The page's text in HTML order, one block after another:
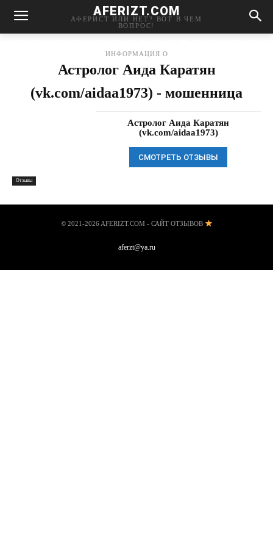
AFERIZT.COM
АФЕРИСТ ИЛИ НЕТ? ВОТ В ЧЕМ
ВОПРОС!
ИНФОРМАЦИЯ О
Астролог Аида Каратян
(vk.com/aidaa1973) - мошенница
Отзывы
Астролог Аида Каратян
(vk.com/aidaa1973)
СМОТРЕТЬ ОТЗЫВЫ
© 2021-2026 AFERIZT.COM - САЙТ ОТЗЫВОВ
aferzt@ya.ru